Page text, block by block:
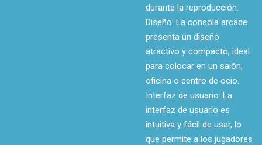
durante la reproducción.
Diseño: La consola arcade
presenta un diseño
atractivo y compacto, ideal
para colocar en un salón,
oficina o centro de ocio.
Interfaz de usuario: La
interfaz de usuario es
intuitiva y fácil de usar, lo
que permite a los jugadores